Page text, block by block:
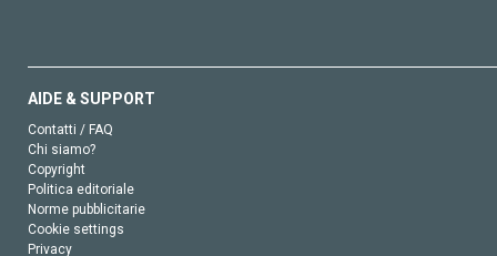
AIDE & SUPPORT
Contatti / FAQ
Chi siamo?
Copyright
Politica editoriale
Norme pubblicitarie
Cookie settings
Privacy